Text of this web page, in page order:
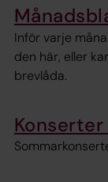
Inför varje
den här, eller
brevlåda.